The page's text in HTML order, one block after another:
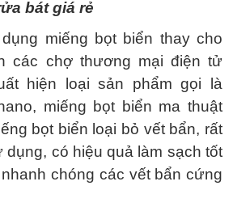
bát giá rẻ
miếng bọt biển thay cho
các chợ thương mại điện tử
hiện loại sản phẩm gọi là
miếng bọt biển ma thuật
bọt biển loại bỏ vết bẩn, rất
dụng, có hiệu quả làm sạch tốt
chóng các vết bẩn cứng